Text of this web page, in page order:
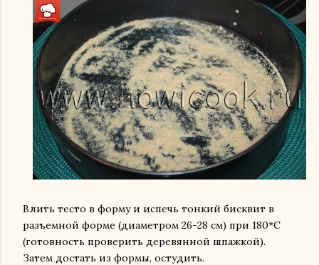
Влить тесто в форму и испечь тонкий бисквит в
разъемной форме (диаметром 26-28 см) при 180*С
(готовность проверить деревянной шпажкой).
Затем достать из формы, остудить.